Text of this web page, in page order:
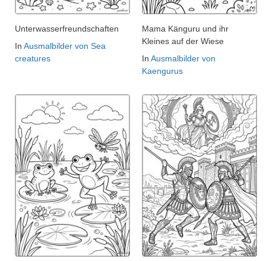
Unterwasserfreundschaften
In Ausmalbilder von Sea
creatures
Mama Känguru und ihr
Kleines auf der Wiese
In Ausmalbilder von
Kaengurus